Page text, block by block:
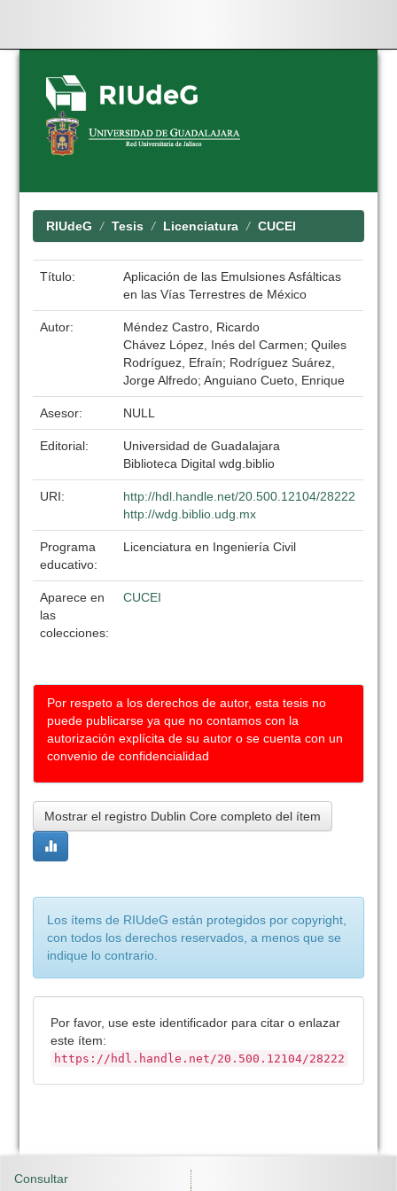
Skip
navigation
RIUdeG Tesis Licenciatura CUCEI
Título:
Aplicación de las Emulsiones Asfálticas
en las Vías Terrestres de México
Autor:
Méndez Castro, Ricardo
Chávez López, Inés del Carmen; Quiles
Rodríguez, Efraín; Rodríguez Suárez,
Jorge Alfredo; Anguiano Cueto, Enrique
Asesor: NULL
Editorial:
Universidad de Guadalajara
Biblioteca Digital wdg.biblio
URI:
http://hdl.handle.net/20.500.12104/28222
http://wdg.biblio.udg.mx
Programa
educativo:
Licenciatura en Ingeniería Civil
Aparece en
las
colecciones:
CUCEI
Por respeto a los derechos de autor, esta tesis no
puede publicarse ya que no contamos con la
autorización explícita de su autor o se cuenta con un
convenio de confidencialidad
Mostrar el registro Dublin Core completo del ítem
Los ítems de RIUdeG están protegidos por copyright,
con todos los derechos reservados, a menos que se
indique lo contrario.
Por favor, use este identificador para citar o enlazar
este ítem:
https://hdl.handle.net/20.500.12104/28222
Consultar